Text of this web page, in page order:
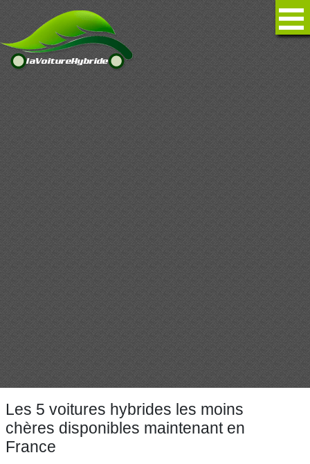
Les 5 voitures hybrides les moins
chères disponibles maintenant en
France